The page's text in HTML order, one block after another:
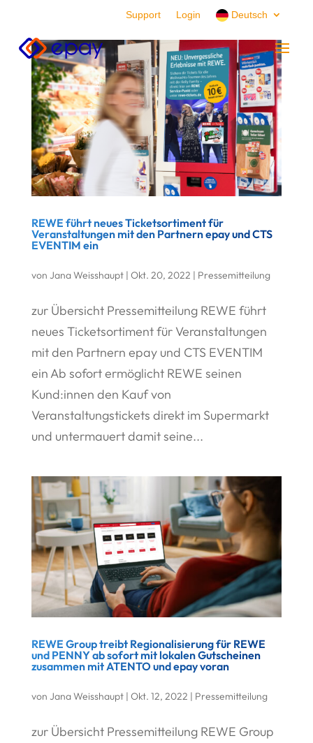
Support Login Deutsch
REWE führt neues Ticketsortiment für
Veranstaltungen mit den Partnern epay und CTS
EVENTIM ein
von Jana Weisshaupt| Okt. 20, 2022 | Pressemitteilung
zur Übersicht Pressemitteilung REWE führt
neues Ticketsortiment für Veranstaltungen
mit den Partnern epay und CTS EVENTIM
ein Ab sofort ermöglicht REWE seinen
Kund:innen den Kauf von
Veranstaltungstickets direkt im Supermarkt
und untermauert damit seine...
REWE Group treibt Regionalisierung für REWE
und PENNY ab sofort mit lokalen Gutscheinen
zusammen mit ATENTO und epay voran
von Jana Weisshaupt| Okt. 12, 2022 | Pressemitteilung
zur Übersicht Pressemitteilung REWE Group